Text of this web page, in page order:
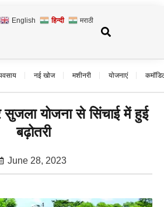
English हिन्दी मराठी
नई खोज मशीनरी योजनाएं
सुजला योजना से सिंचाई में हुई
बढ़ोतरी
June 28, 2023